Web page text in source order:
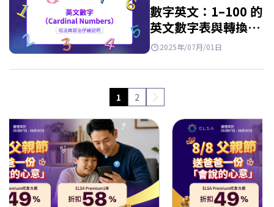
數字英文：1–100 的
英文數字表與轉換方
式2025年/07月/01日
1 2